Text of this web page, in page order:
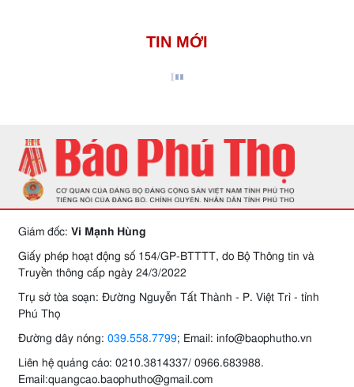
TIN MỚI
Giám đốc: Vi Mạnh Hùng
Giấy phép hoạt động số 154/GP-BTTTT, do Bộ Thông tin và
Truyền thông cấp ngày 24/3/2022
Trụ sở tòa soạn: Đường Nguyễn Tất Thành - P. Việt Trì - tỉnh
Phú Thọ
Đường dây nóng: 039.558.7799; Email: info@baophutho.vn
Liên hệ quảng cáo: 0210.3814337/ 0966.683988.
Email:quangcao.baophutho@gmail.com